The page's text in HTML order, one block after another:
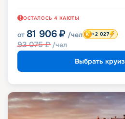
ОСТАЛОСЬ 4 КАЮТЫ
от 81 906 ₽ /чел
93 075₽ /чел
+2 027
Выбрать круиз